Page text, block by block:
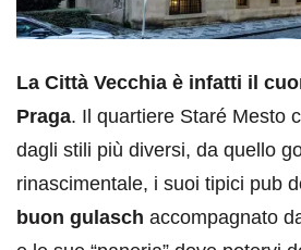
La Città Vecchia è infatti il
Praga. Il quartiere Staré Mesto
dagli stili più diversi, da quello
rinascimentale, i suoi tipici pub
buon gulasch accompagnato